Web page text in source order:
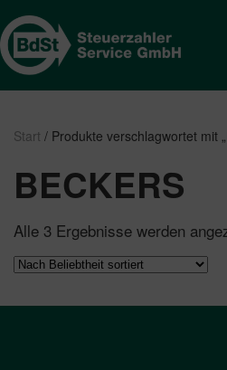
Start / Produkte verschlagwortet mit
BECKERS
Alle 3 Ergebnisse werden